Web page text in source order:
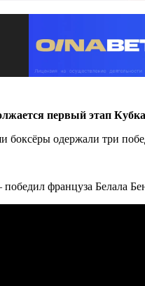
первый этап
боксёры одержали три
француза Белала